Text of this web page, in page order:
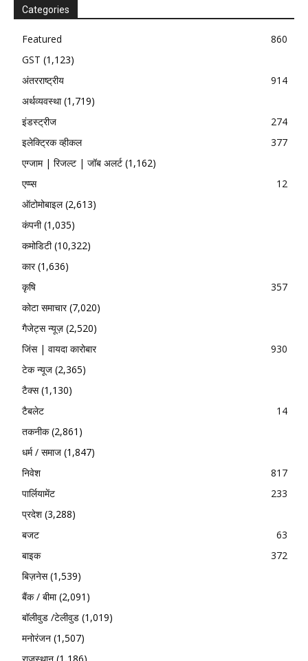
Categories
Featured
860
GST (1,123)
अंतरराष्ट्रीय
914
अर्थव्यवस्था(1,719)
इंडस्ट्रीज
274
इलेक्ट्रिक व्हीकल
377
एग्जाम | रिजल्ट | जॉब अलर्ट (1,162)
एप्प्स
12
ऑटोमोबाइल(2,613)
कंपनी(1,035)
कमोडिटी(10,322)
कार(1,636)
कृषि
357
कोटा समाचार(7,020)
गैजेट्स न्यूज़ (2,520)
जिंस | वायदा कारोबार
930
टेक न्यूज (2,365)
टैक्स(1,130)
टैबलेट
14
तकनीक(2,861)
धर्म / समाज (1,847)
निवेश
817
पार्लियामेंट
233
प्रदेश(3,288)
बजट
63
बाइक
372
बिज़नेस(1,539)
बैंक / बीमा(2,091)
बॉलीवुड /टेलीवुड (1,019)
मनोरंजन (1,507)